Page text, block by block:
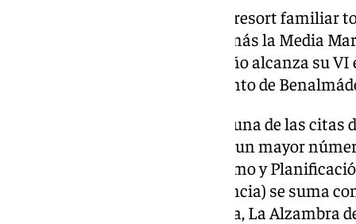
Holiday World Resort, el mayor resort familiar
Costa del Sol, presenta un año más la Media
World Benalmádena,que este año alcanza su
colaboración con el Ayuntamiento de
Este evento, consolidado como una de las
Costa del Sol, sigue atrayendo a un mayor
patrocinadores. Este año, Turismo y
promoción turística de la provincia) se suma
uniéndose a Fundación La Caixa, La Alzambra